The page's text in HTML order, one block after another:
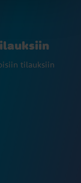
tilauksiin